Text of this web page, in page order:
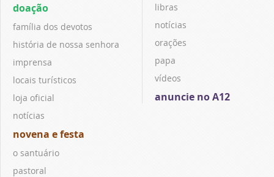
doação
família dos devotos
história de nossa senhora
imprensa
locais turísticos
loja oficial
notícias
novena e festa
o santuário
pastoral
libras
notícias
orações
papa
vídeos
anuncie no A12